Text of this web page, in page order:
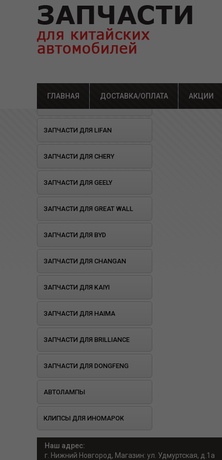
ГЛАВНАЯ ДОСТАВКА/ОПЛАТА АКЦИИ
Главная Каталог
ЗАПЧАСТИ ДЛЯ LIFAN
ЗАПЧАСТИ ДЛЯ CHERY
ЗАПЧАСТИ ДЛЯ GEELY
ЗАПЧАСТИ ДЛЯ GREAT WALL
ЗАПЧАСТИ ДЛЯ BYD
ЗАПЧАСТИ ДЛЯ CHANGAN
ЗАПЧАСТИ ДЛЯ KAIYI
ЗАПЧАСТИ ДЛЯ HAIMA
ЗАПЧАСТИ ДЛЯ BRILLIANCE
ЗАПЧАСТИ ДЛЯ DONGFENG
АВТОЛАМПЫ
КЛИПСЫ ДЛЯ ИНОМАРОК
Наш адрес:
г. Нижний Новгород, Магазин: ул. Удмуртская, д.1а